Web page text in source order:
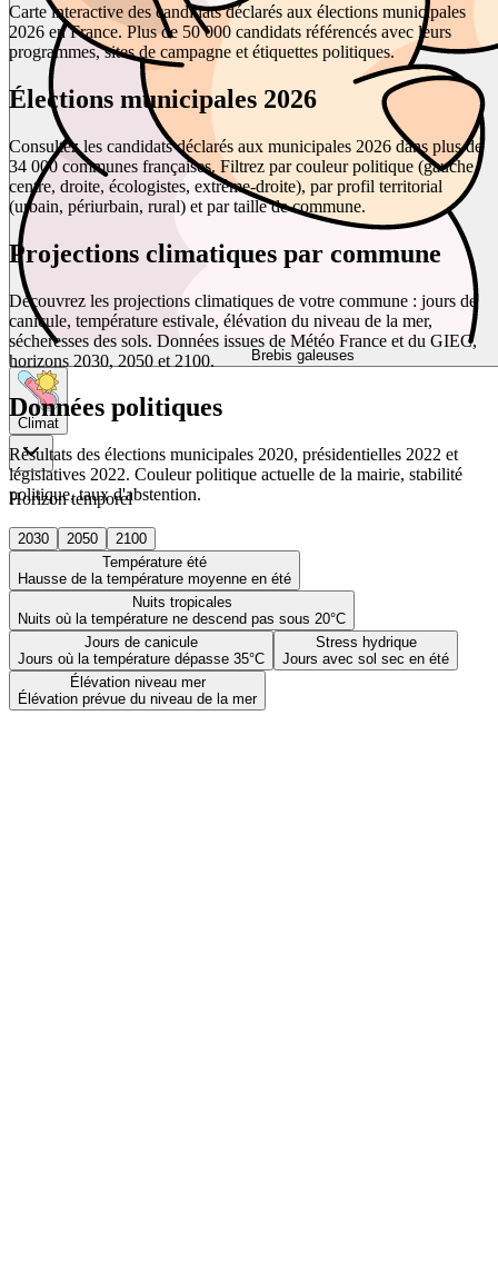
Brebis galeuses
Climat
Horizon temporel
2030 2050
2100
Température été
Hausse de la température moyenne en été
Nuits tropicales
Nuits où la température ne descend pas sous 20°C
Jours de canicule
Jours où la température dépasse 35°C
Stress hydrique
Jours avec sol sec en été
Élévation niveau mer
Élévation prévue du niveau de la mer
Carte interactive des candidats déclarés aux élections municipales
2026 en France. Plus de 50 000 candidats référencés avec leurs
programmes, sites de campagne et étiquettes politiques.
Élections municipales 2026
Consultez les candidats déclarés aux municipales 2026 dans plus de
34 000 communes françaises. Filtrez par couleur politique (gauche,
centre, droite, écologistes, extrême-droite), par profil territorial
(urbain, périurbain, rural) et par taille de commune.
Projections climatiques par commune
Découvrez les projections climatiques de votre commune : jours de
canicule, température estivale, élévation du niveau de la mer,
sécheresses des sols. Données issues de Météo France et du GIEC,
horizons 2030, 2050 et 2100.
Données politiques
Résultats des élections municipales 2020, présidentielles 2022 et
législatives 2022. Couleur politique actuelle de la mairie, stabilité
politique, taux d'abstention.